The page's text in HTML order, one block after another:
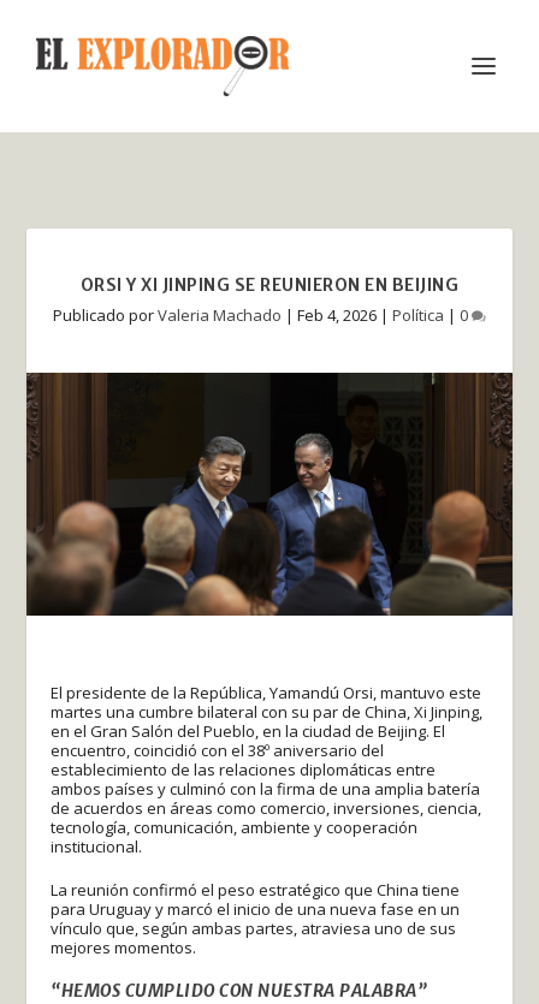
ORSI Y XI JINPING SE REUNIERON EN BEIJING
Publicado porValeria Machado | Feb 4, 2026 | Política | 0
El presidente de la República, Yamandú Orsi, mantuvo este
martes una cumbre bilateral con su par de China, Xi Jinping,
en el Gran Salón del Pueblo, en la ciudad de Beijing. El
encuentro, coincidió con el 38º aniversario del
establecimiento de las relaciones diplomáticas entre
ambos países y culminó con la firma de una amplia batería
de acuerdos en áreas como comercio, inversiones, ciencia,
tecnología, comunicación, ambiente y cooperación
institucional.
La reunión confirmó el peso estratégico que China tiene
para Uruguay y marcó el inicio de una nueva fase en un
vínculo que, según ambas partes, atraviesa uno de sus
mejores momentos.
“HEMOS CUMPLIDO CON NUESTRA PALABRA”